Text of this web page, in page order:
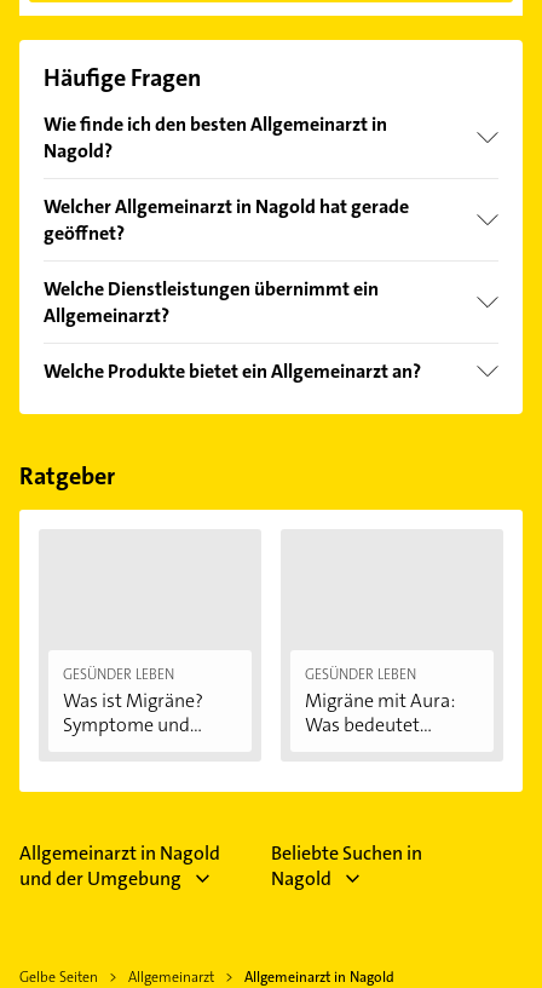
Häufige Fragen
Wie finde ich den besten Allgemeinarzt in
Nagold?
Kundenmeinungen und profitieren Sie von den
Empfehlungen. Die Suchergebnisse können Sie sich
Welcher Allgemeinarzt in Nagold hat gerade
geöffnet?
Bitte beachten Sie, dass diese an Sonn- und
Feiertagen abweichen können.
Welche Dienstleistungen übernimmt ein
Allgemeinarzt?
Belastungs-EKG, Blutdruckmessung, Diabetes, EKG
und Ernährungsberatung.
Welche Produkte bietet ein Allgemeinarzt an?
Das Angebot umfasst unter anderem Check-Up,
Ratgeber
GESÜNDER LEBEN
Was ist Migräne?
Symptome und...
GESÜNDER LEBEN
Migräne mit Aura:
Was bedeutet...
Allgemeinarzt in Nagold
und der Umgebung
Beliebte Suchen in
Nagold
Gelbe Seiten Allgemeinarzt Allgemeinarzt in Nagold